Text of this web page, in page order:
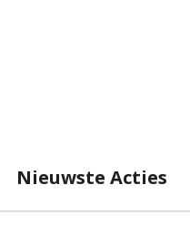
Nieuwste Acties